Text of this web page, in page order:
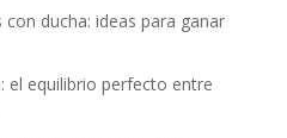
ducha: ideas para ganar
el equilibrio perfecto entre